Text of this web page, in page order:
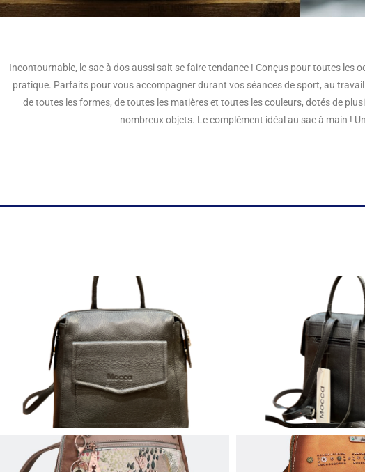
Incontournable, le sac à dos aussi sait se faire tendance ! Conçus pour toutes les
pratique. Parfaits pour vous accompagner durant vos séances de sport, au
de toutes les formes, de toutes les matières et toutes les couleurs, dotés de
nombreux objets. Le complément idéal au sac à main !